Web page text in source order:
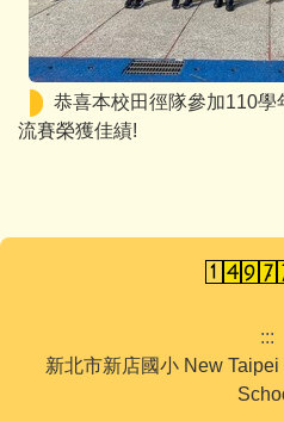
恭喜本校田徑隊參加110
流賽榮獲佳績!
:::
新北市新店國小 New